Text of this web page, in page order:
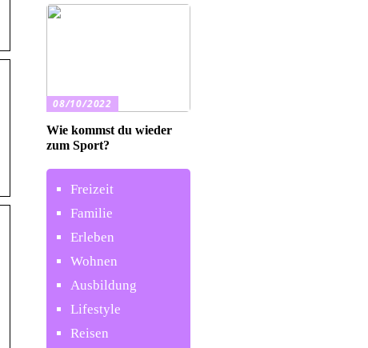
08/10/2022
Wie kommst du wieder
zum Sport?
Freizeit
Familie
Erleben
Wohnen
Ausbildung
Lifestyle
Reisen